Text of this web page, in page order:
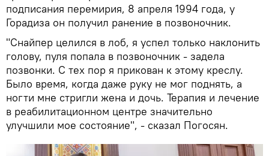
подписания перемирия, 8 апреля 1994 года, у
Горадиза он получил ранение в позвоночник.
"Снайпер целился в лоб, я успел только наклонить
голову, пуля попала в позвоночник - задела
позвонки. С тех пор я прикован к этому креслу.
Было время, когда даже руку не мог поднять, а
ногти мне стригли жена и дочь. Терапия и лечение
в реабилитационном центре значительно
улучшили мое состояние", - сказал Погосян.